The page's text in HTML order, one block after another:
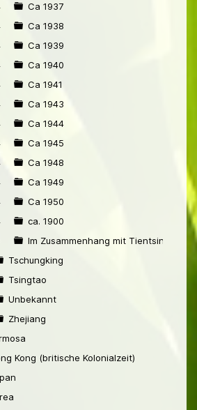
Ca 1937
Ca 1938
Ca 1939
Ca 1940
Ca 1941
Ca 1943
Ca 1944
Ca 1945
Ca 1948
Ca 1949
Ca 1950
ca. 1900
Im Zusammenhang mit Tientsin
Tschungking
Tsingtao
Unbekannt
Zhejiang
Kong (britische Kolonialzeit)